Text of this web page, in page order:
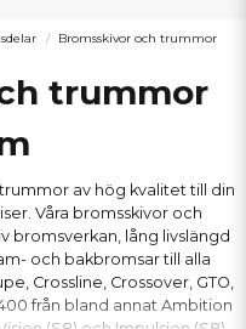
Bromsskivor och trummor
trummor
av hög kvalitet till din
Våra bromsskivor och
bromsverkan, lång livslängd
och bakbromsar till alla
Crossline, Crossover, GTO,
400 från bland annat Ambition